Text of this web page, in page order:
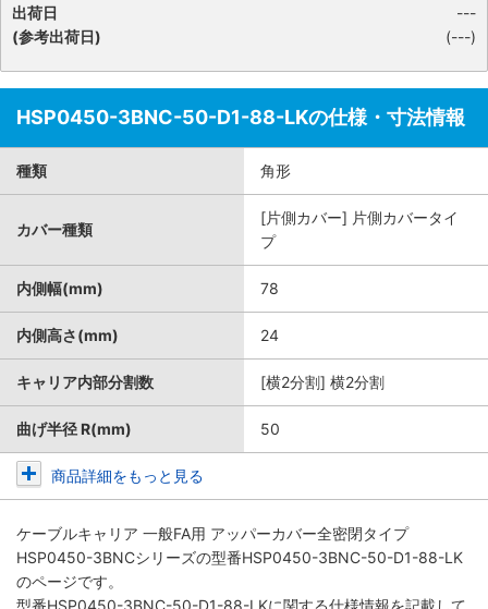
出荷日
(参考出荷日)
---
(---)
HSP0450-3BNC-50-D1-88-LKの仕様・寸法情報
種類 角形
カバー種類
[片側カバー] 片側カバータイ
プ
内側幅(mm) 78
内側高さ(mm) 24
キャリア内部分割数 [横2分割] 横2分割
曲げ半径 R(mm) 50
商品詳細をもっと見る
ケーブルキャリア 一般FA用 アッパーカバー全密閉タイプ
HSP0450-3BNCシリーズの型番HSP0450-3BNC-50-D1-88-LK
のページです。
型番HSP0450-3BNC-50-D1-88-LKに関する仕様情報を記載して